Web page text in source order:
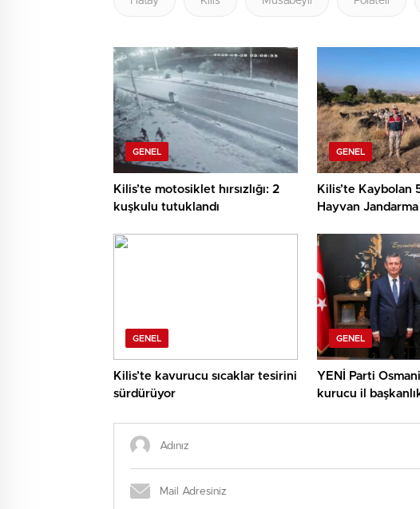
GENEL
Kilis’te motosiklet hırsızlığı: 2
kuşkulu tutuklandı
GENEL
Kilis’te Kaybolan
Hayvan Jandarma
GENEL
Kilis’te kavurucu sıcaklar tesirini
sürdürüyor
GENEL
YENİ Parti
kurucu il